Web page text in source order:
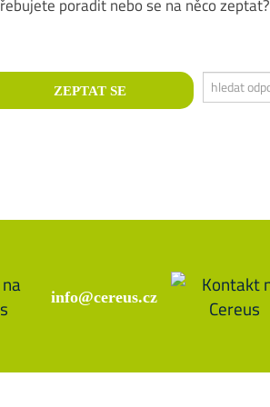
poradit nebo se na něco zeptat?
info@cereus.cz